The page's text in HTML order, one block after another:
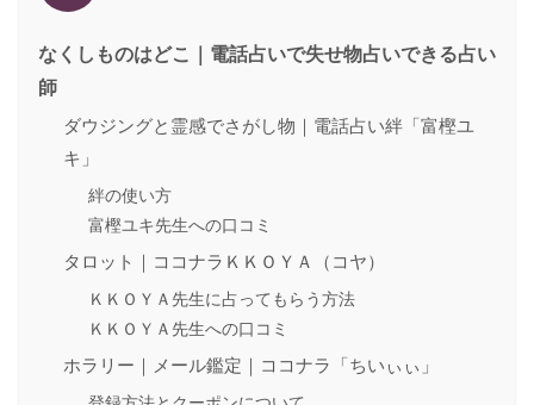
なくしものはどこ｜電話占いで失せ物占いできる占い
師
ダウジングと霊感でさがし物｜電話占い絆「富樫ユ
キ」
絆の使い方
富樫ユキ先生への口コミ
タロット｜ココナラＫＫＯＹＡ（コヤ）
ＫＫＯＹＡ先生に占ってもらう方法
ＫＫＯＹＡ先生への口コミ
ホラリー｜メール鑑定｜ココナラ「ちいぃぃ」